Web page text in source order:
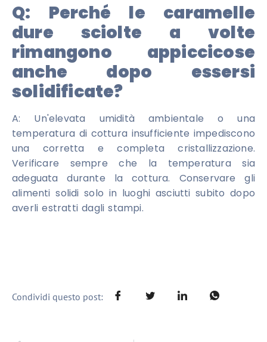
Q: Perché le caramelle
dure sciolte a volte
rimangono appiccicose
anche dopo essersi
solidificate?
A: Un'elevata umidità ambientale o una
temperatura di cottura insufficiente impediscono
una corretta e completa cristallizzazione.
Verificare sempre che la temperatura sia
adeguata durante la cottura. Conservare gli
alimenti solidi solo in luoghi asciutti subito dopo
averli estratti dagli stampi.
Condividi questo post: